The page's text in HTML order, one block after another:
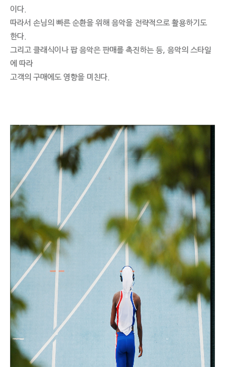
이다.
따라서 손님의 빠른 순환을 위해 음악을 전략적으로 활용하기도
한다.
그리고 클래식이나 팝 음악은 판매를 촉진하는 등, 음악의 스타일
에 따라
고객의 구매에도 영향을 미친다.